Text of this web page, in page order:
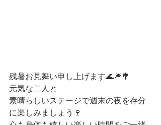
残暑お見舞い申し上げます🌊🎆🎐
元気な二人と
素晴らしいステージで週末の夜を存分
に楽しみましょう🍷